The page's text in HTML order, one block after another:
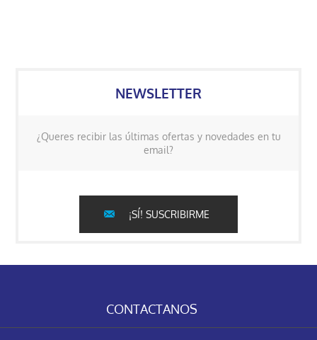
NEWSLETTER
¿Queres recibir las últimas ofertas y novedades en tu
email?
¡SÍ! SUSCRIBIRME
CONTACTANOS